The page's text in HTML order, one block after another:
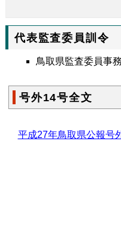
代表監査委員訓令
鳥取県監査委員事
号外14号全文
平成27年鳥取県公報号